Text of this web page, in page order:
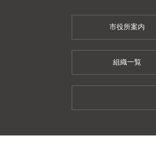
市役所案内
組織一覧